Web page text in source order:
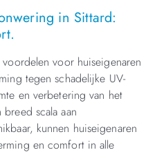
in Sittard:
voor huiseigenaren
tegen schadelijke UV-
en verbetering van het
scala aan
kunnen huiseigenaren
en comfort in alle